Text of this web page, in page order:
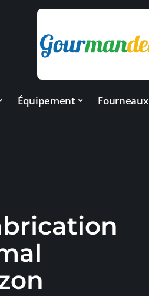
Équipement Fourneaux